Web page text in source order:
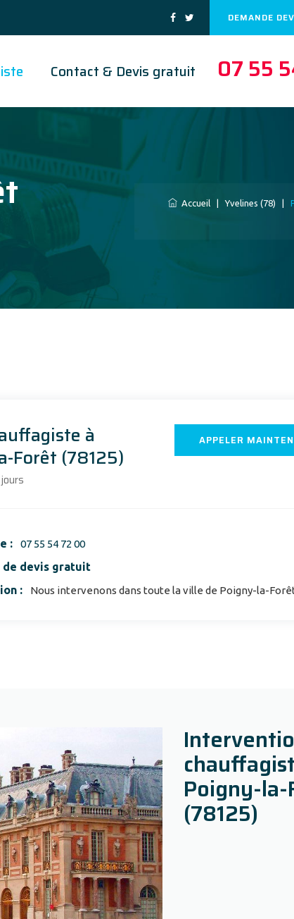
DEMANDE
Contact & Devis gratuit 07 55
Accueil Yvelines (78)
à
Forêt (78125)
APPELER
: 07 55 54 72 00
de devis gratuit
:
Nous intervenons dans toute la ville de Poigny-la-
Poigny-
(78125)